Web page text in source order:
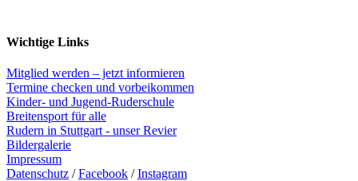
Wichtige Links
Mitglied werden – jetzt informieren
Termine checken und vorbeikommen
Kinder- und Jugend-Ruderschule
Breitensport für alle
Rudern in Stuttgart - unser Revier
Bildergalerie
Impressum
Datenschutz /Facebook /Instagram